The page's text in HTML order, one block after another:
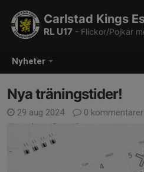
Nyheter
Carlstad Kings
RL U17 - Flickor/Pojkar
Nya träningstider!
29 aug 2024 0 kommentarer